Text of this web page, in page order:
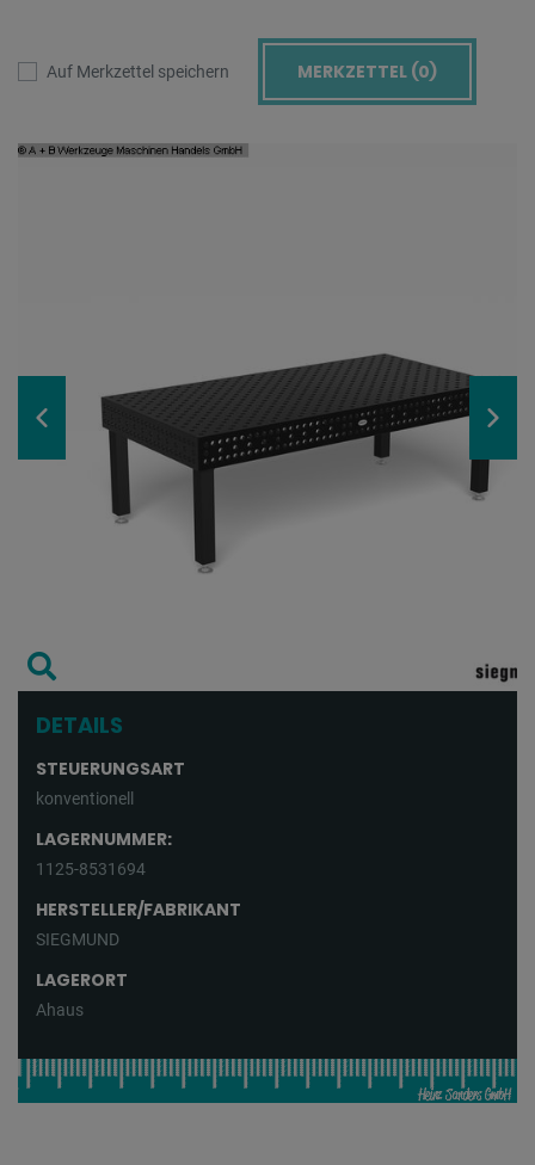
Auf Merkzettel speichern MERKZETTEL (0)
DETAILS
STEUERUNGSART
konventionell
LAGERNUMMER:
1125-8531694
HERSTELLER/FABRIKANT
SIEGMUND
LAGERORT
Ahaus